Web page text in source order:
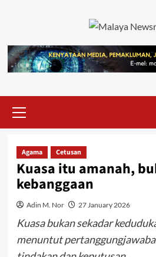
Agama Cetusan
Kuasa itu amanah,
kebanggaan
Adin M. Nor 27 January 2026
Kuasa bukan sekadar
menuntut